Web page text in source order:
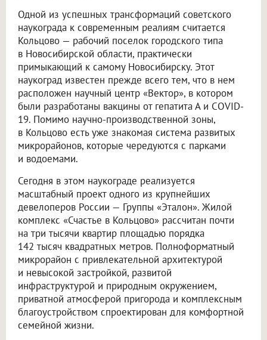
Одной из успешных трансформаций советского
наукограда к современным реалиям считается
Кольцово — рабочий поселок городского типа
в Новосибирской области, практически
примыкающий к самому Новосибирску. Этот
наукоград известен прежде всего тем, что в нем
расположен научный центр «Вектор», в котором
были разработаны вакцины от гепатита А и COVID-
19. Помимо научно-производственной зоны,
в Кольцово есть уже знакомая система развитых
микрорайонов, которые чередуются с парками
и водоемами.
Сегодня в этом наукограде реализуется
масштабный проект одного из крупнейших
девелоперов России — Группы «Эталон». Жилой
комплекс «Счастье в Кольцово» рассчитан почти
на три тысячи квартир площадью порядка
142 тысяч квадратных метров. Полноформатный
микрорайон с привлекательной архитектурой
и невысокой застройкой, развитой
инфраструктурой и природным окружением,
приватной атмосферой пригорода и комплексным
благоустройством спроектирован для комфортной
семейной жизни.